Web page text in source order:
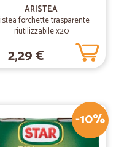
21/04/2020
erano
sia
causa
ARISTEA
forchette trasparente
riutilizzabile x20
2,29 €
-10%